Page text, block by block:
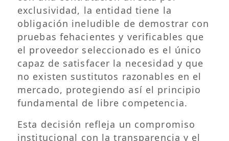
exclusividad, la entidad tiene la
obligación ineludible de demostrar con
pruebas fehacientes y verificables que
el proveedor seleccionado es el único
capaz de satisfacer la necesidad y que
no existen sustitutos razonables en el
mercado, protegiendo así el principio
fundamental de libre competencia.
Esta decisión refleja un compromiso
institucional con la transparencia y el